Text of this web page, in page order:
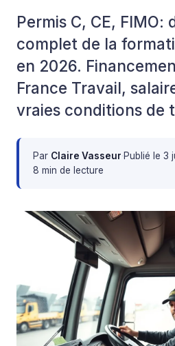
Permis C, CE, FIMO:
complet de la
en 2026.
France Travail,
vraies conditions de
Par Claire Vasseur·Publié le 3
8 min de lecture